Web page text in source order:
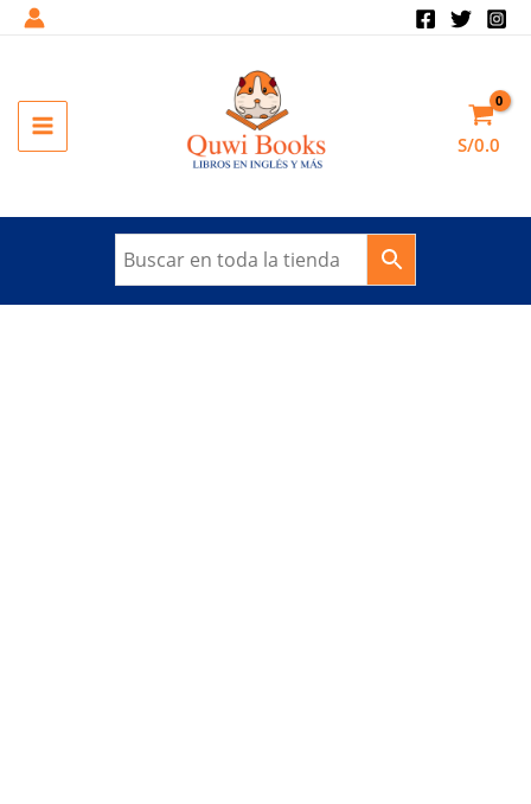
MAIN
S/0.0